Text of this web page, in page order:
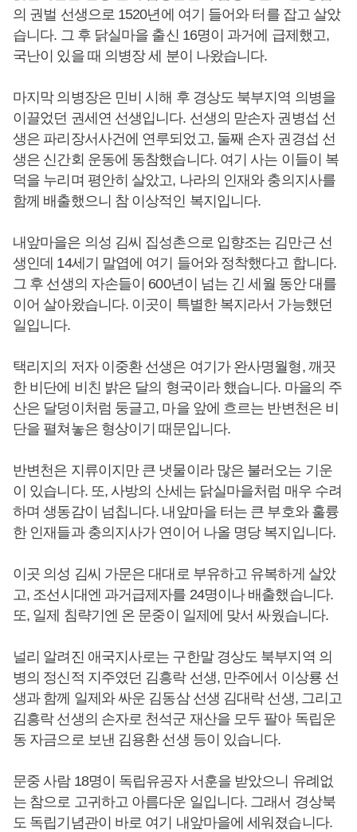
의 권벌 선생으로 1520년에 여기 들어와 터를 잡고 살았
습니다. 그 후 닭실마을 출신 16명이 과거에 급제했고,
국난이 있을 때 의병장 세 분이 나왔습니다.
마지막 의병장은 민비 시해 후 경상도 북부지역 의병을
이끌었던 권세연 선생입니다. 선생의 맏손자 권병섭 선
생은 파리장서사건에 연루되었고, 둘째 손자 권경섭 선
생은 신간회 운동에 동참했습니다. 여기 사는 이들이 복
덕을 누리며 평안히 살았고, 나라의 인재와 충의지사를
함께 배출했으니 참 이상적인 복지입니다.
내앞마을은 의성 김씨 집성촌으로 입향조는 김만근 선
생인데 14세기 말엽에 여기 들어와 정착했다고 합니다.
그 후 선생의 자손들이 600년이 넘는 긴 세월 동안 대를
이어 살아왔습니다. 이곳이 특별한 복지라서 가능했던
일입니다.
택리지의 저자 이중환 선생은 여기가 완사명월형, 깨끗
한 비단에 비친 밝은 달의 형국이라 했습니다. 마을의 주
산은 달덩이처럼 둥글고, 마을 앞에 흐르는 반변천은 비
단을 펼쳐놓은 형상이기 때문입니다.
반변천은 지류이지만 큰 냇물이라 많은 불러오는 기운
이 있습니다. 또, 사방의 산세는 닭실마을처럼 매우 수려
하며 생동감이 넘칩니다. 내앞마을 터는 큰 부호와 훌륭
한 인재들과 충의지사가 연이어 나올 명당 복지입니다.
이곳 의성 김씨 가문은 대대로 부유하고 유복하게 살았
고, 조선시대엔 과거급제자를 24명이나 배출했습니다.
또, 일제 침략기엔 온 문중이 일제에 맞서 싸웠습니다.
널리 알려진 애국지사로는 구한말 경상도 북부지역 의
병의 정신적 지주였던 김흥락 선생, 만주에서 이상룡 선
생과 함께 일제와 싸운 김동삼 선생 김대락 선생, 그리고
김흥락 선생의 손자로 천석군 재산을 모두 팔아 독립운
동 자금으로 보낸 김용환 선생 등이 있습니다.
문중 사람 18명이 독립유공자 서훈을 받았으니 유례없
는 참으로 고귀하고 아름다운 일입니다. 그래서 경상북
도 독립기념관이 바로 여기 내앞마을에 세워졌습니다.